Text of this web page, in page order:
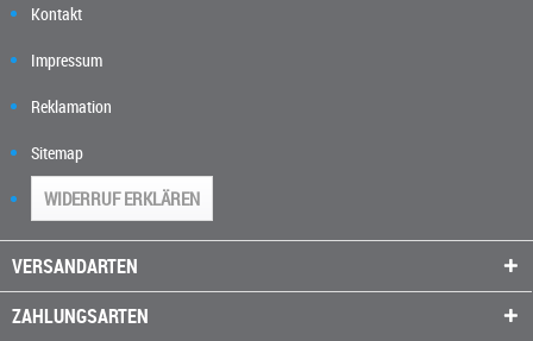
Kontakt
Impressum
Reklamation
Sitemap
WIDERRUF ERKLÄREN
VERSANDARTEN
ZAHLUNGSARTEN